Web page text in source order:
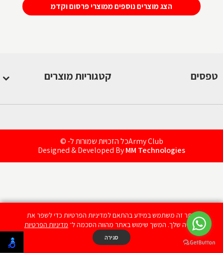
סמלי בית ספר
טפסים
אתר זה משתמש במידע בהתאם למדיניות הפרטיות כדי לשפר את
החוויה שלך. המשך שימוש באתר מהווה הסכמה ל־ מדיניות הפרטיות
סגירה
הצג מוצרים נוספים ממוצרי פרסום וקדמ
טפסים קטגוריות מוצרים
Army Clubכל הזכויות שמורות ל- ©
Designed & Developed ByMM Technologies